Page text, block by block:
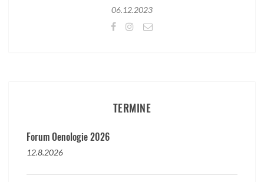
06.12.2023
TERMINE
Forum Oenologie 2026
12.8.2026